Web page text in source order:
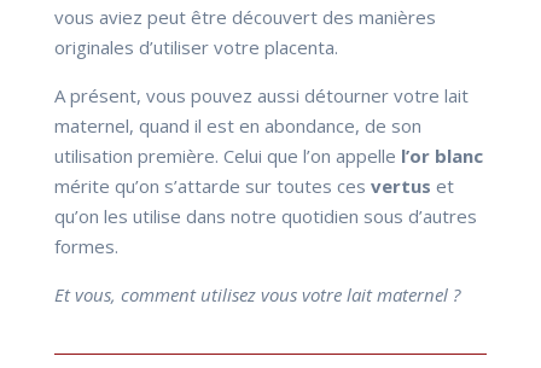
vous aviez peut être découvert des manières
originales d’utiliser votre placenta.
A présent, vous pouvez aussi détourner votre lait
maternel, quand il est en abondance, de son
utilisation première. Celui que l’on appelle l’or blanc
mérite qu’on s’attarde sur toutes ces vertus et
qu’on les utilise dans notre quotidien sous d’autres
formes.
Et vous, comment utilisez vous votre lait maternel ?